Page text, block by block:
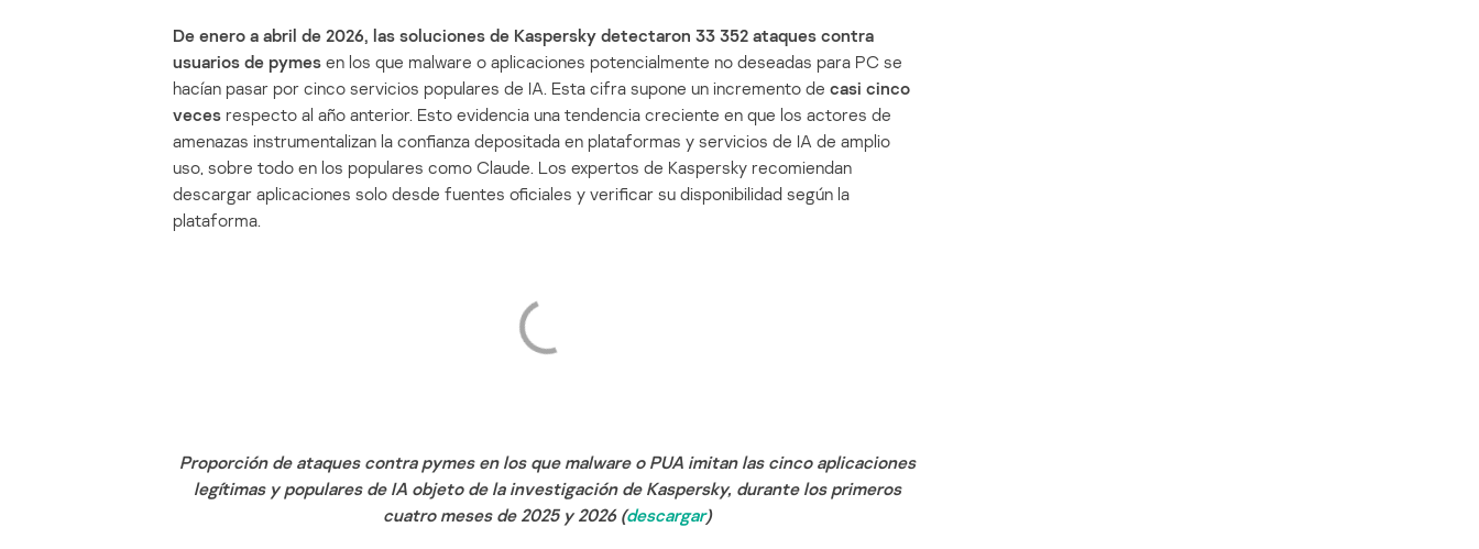
De enero a abril de 2026, las soluciones de Kaspersky detectaron 33 352 ataques contra
usuarios de pymes en los que malware o aplicaciones potencialmente no deseadas para PC se
hacían pasar por cinco servicios populares de IA. Esta cifra supone un incremento de casi cinco
veces respecto al año anterior. Esto evidencia una tendencia creciente en que los actores de
amenazas instrumentalizan la confianza depositada en plataformas y servicios de IA de amplio
uso, sobre todo en los populares como Claude. Los expertos de Kaspersky recomiendan
descargar aplicaciones solo desde fuentes oficiales y verificar su disponibilidad según la
plataforma.
Proporción de ataques contra pymes en los que malware o PUA imitan las cinco aplicaciones
legítimas y populares de IA objeto de la investigación de Kaspersky, durante los primeros
cuatro meses de 2025 y 2026 (descargar)